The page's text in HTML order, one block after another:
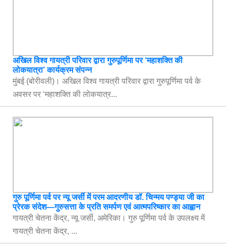
अखिल विश्व गायत्री परिवार द्वारा गुरुपूर्णिमा पर ‘महाशक्ति की
लोकयात्रा’ कार्यक्रम संपन्न
मुंबई (बोरीवली)। अखिल विश्व गायत्री परिवार द्वारा गुरुपूर्णिमा पर्व के
अवसर पर ‘महाशक्ति की लोकयात्र...
गुरु पूर्णिमा पर्व पर न्यू जर्सी में परम आदरणीय डॉ. चिन्मय पण्ड्या जी का
प्रेरक संदेश—गुरुसत्ता के प्रति समर्पण एवं आत्मपरिष्कार का आह्वान
गायत्री चेतना केंद्र, न्यू जर्सी, अमेरिका। गुरु पूर्णिमा पर्व के उपलक्ष्य में
गायत्री चेतना केंद्र, ...